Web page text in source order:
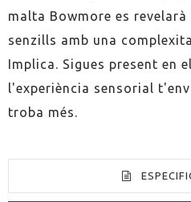
malta Bowmore es
senzills amb una
Implica. Sigues present en
l'experiència sensorial
troba més.